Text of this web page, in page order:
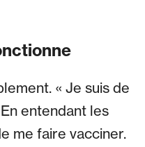
« Je suis de
entendant les
me faire vacciner.